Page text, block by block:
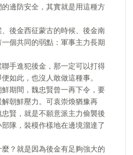
邊防安全，其實就是用這種方
後金西征蒙古的時候、後金南
個共同的弱點：軍事主力長期
手進犯後金，那一定可以打得
如此，也沒人敢做這種事。
期間，魏忠賢曾一再下令，要
朝鮮壓力。可袁崇煥猶豫再
賢，就是不願意派主力偷襲後
隊，裝模作樣地在邊境溜達了
？就是因為後金有足夠強大的